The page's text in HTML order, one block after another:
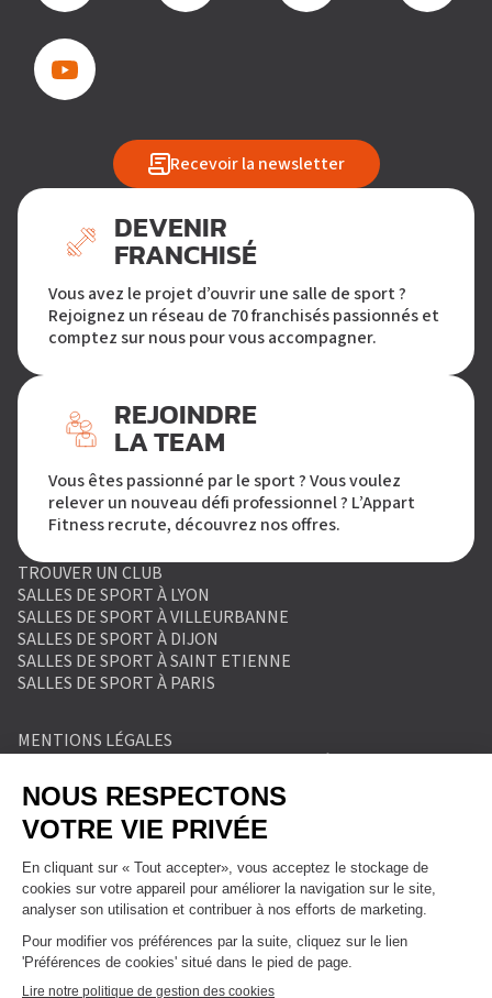
Recevoir la newsletter
DEVENIR
FRANCHISÉ
Vous avez le projet d’ouvrir une salle de sport ?
Rejoignez un réseau de 70 franchisés passionnés et
comptez sur nous pour vous accompagner.
REJOINDRE
LA TEAM
Vous êtes passionné par le sport ? Vous voulez
relever un nouveau défi professionnel ? L’Appart
Fitness recrute, découvrez nos offres.
TROUVER UN CLUB
SALLES DE SPORT À LYON
SALLES DE SPORT À VILLEURBANNE
SALLES DE SPORT À DIJON
SALLES DE SPORT À SAINT ETIENNE
SALLES DE SPORT À PARIS
MENTIONS LÉGALES
POLITIQUE COOKIES
CONDITIONS GÉNÉRALES DE VENTE
RÈGLEMENT INTÉRIEUR
FORMULAIRE DE RÉSILIATION
FORMULE ABONNEMENT
BLOG
DEVENIR FRANCHISÉ